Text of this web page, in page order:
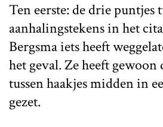
Ten eerste: de drie puntjes
aanhalingstekens in het
Bergsma iets heeft
het geval. Ze heeft
tussen haakjes midden in
gezet.